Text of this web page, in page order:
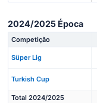
2024/2025 Época
Competição
Süper Lig
Turkish Cup
Total 2024/2025